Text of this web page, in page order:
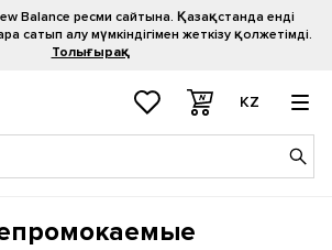
Balance ресми сайтына. Қазақстанда енді
сатып алу мүмкіндігімен жеткізу қолжетімді.
Толығырақ
KZ